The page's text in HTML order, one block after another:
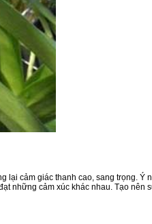
cảm giác thanh cao, sang trọng. Ý
những cảm xúc khác nhau. Tạo nên